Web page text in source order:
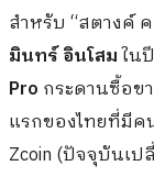
สำหรับ “สตางค์
มินทร์ อินโสมใน
Pro กระดานซื้อข
แรกของไทยที่มีค
Zcoin (ปัจจุบันเป